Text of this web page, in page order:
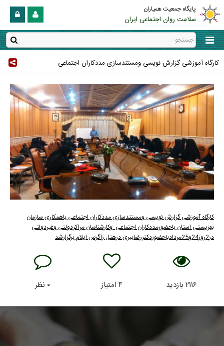
پایگاه جمعیت همیاران
سلامت روان اجتماعی ایران
کارگاه آموزشی گزارش نویسی ومستندسازی مددکاران اجتماعی
کارگاه آموزشی گزارش نویسی ومستندسازی مددکاران اجتماعی باهمکاری سازمان
بهزیستی استان باحضورمددکاران اجتماعی وکارشناسان مراکزدولتی وغیردولتی
در2روز24و25مردادباحضوردکتررضاببری درهتل زاگرس ایلام برگزارشد
۲۱۱۶ بازدید ۴امتیاز ۰ نظر